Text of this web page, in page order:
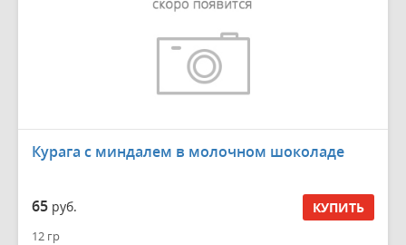
Курага с миндалем в молочном шоколаде
65 руб. КУПИТЬ
12 гр